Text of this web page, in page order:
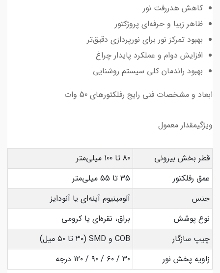
کاهش هدررفت نور
ظاهر زیبا و حرفه‌ای پروژکتور
بهبود تمرکز نور برای نورپردازی دقیق‌تر
افزایش دوام و عملکرد پایدار چراغ
بهبود راندمان کلی سیستم روشنایی
ابعاد و مشخصات فنی رایج رفلکتورهای 50 وات
ویژگیمقدار معمول
قطر بخش بیرونی
80 تا 100 میلی‌متر
عمق رفلکتور
35 تا 55 میلی‌متر
جنس
آلومینیوم آینه‌ای یا آنودایز
نوع پوشش
براق، نقره‌ای یا کرومی
چیپ سازگار
COB و SMD (۳۰ تا ۵۰ میل)
زاویه پخش نور
۳۰ / ۶۰ / ۹۰ / ۱۲۰ درجه